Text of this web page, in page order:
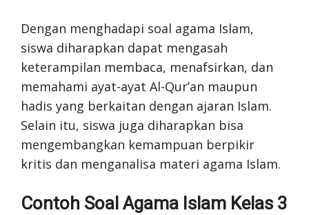
Dengan menghadapi soal agama Islam,
siswa diharapkan dapat mengasah
keterampilan membaca, menafsirkan, dan
memahami ayat-ayat Al-Qur’an maupun
hadis yang berkaitan dengan ajaran Islam.
Selain itu, siswa juga diharapkan bisa
mengembangkan kemampuan berpikir
kritis dan menganalisa materi agama Islam.
Contoh Soal Agama Islam Kelas 3